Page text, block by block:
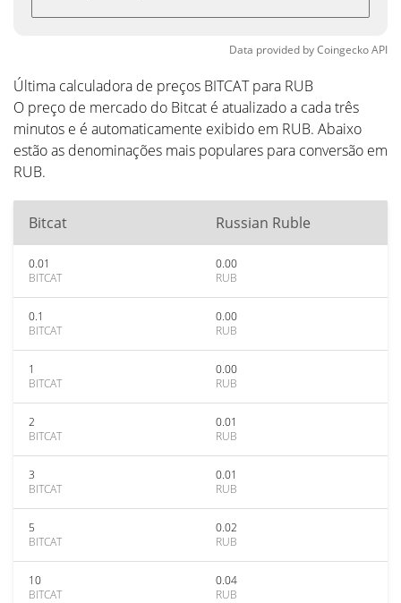
Data provided byCoingeckoAPI
Última calculadora de preços BITCAT para RUB
O preço de mercado do Bitcat é atualizado a cada três
minutos e é automaticamente exibido em RUB. Abaixo
estão as denominações mais populares para conversão em
RUB.
Bitcat Russian Ruble
0.01
BITCAT
0.00
RUB
0.1
BITCAT
0.00
RUB
1
BITCAT
0.00
RUB
2
BITCAT
0.01
RUB
3
BITCAT
0.01
RUB
5
BITCAT
0.02
RUB
10
BITCAT
0.04
RUB